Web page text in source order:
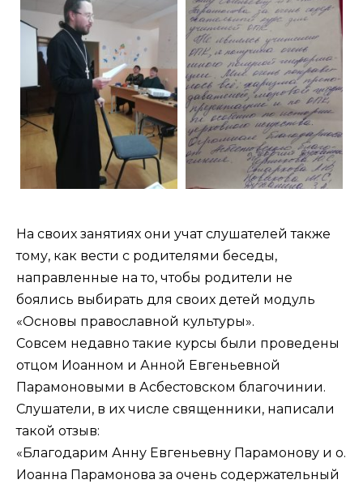
На своих занятиях они учат слушателей также
тому, как вести с родителями беседы,
направленные на то, чтобы родители не
боялись выбирать для своих детей модуль
«Основы православной культуры».
Совсем недавно такие курсы были проведены
отцом Иоанном и Анной Евгеньевной
Парамоновыми в Асбестовском благочинии.
Слушатели, в их числе священники, написали
такой отзыв:
«Благодарим Анну Евгеньевну Парамонову и о.
Иоанна Парамонова за очень содержательный